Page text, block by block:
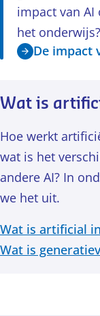
impact van AI
het onderwijs?
De impact
Wat is
Hoe werkt
wat is het
andere AI? In
we het uit.
Wat is artificial
Wat is